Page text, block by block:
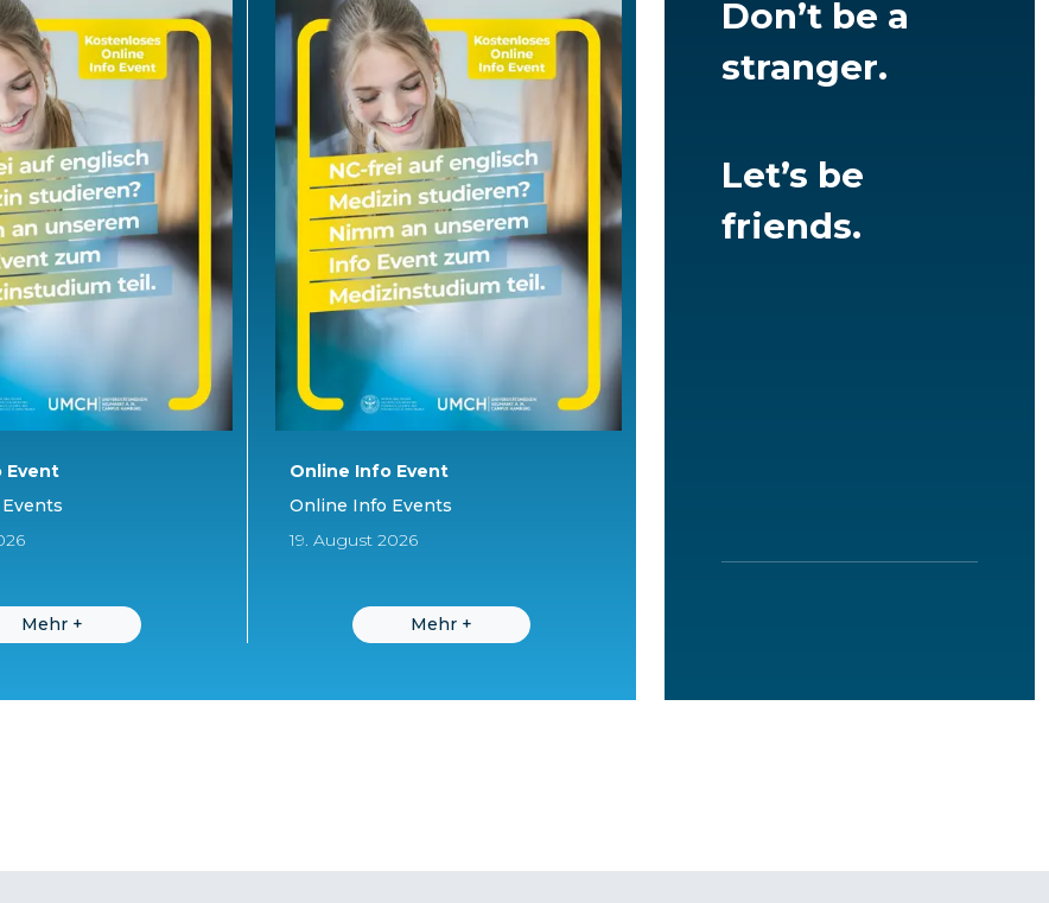
Event
Mehr+
Online Info Event
Online Info Events
19. August 2026
Mehr +
Don’t be a
stranger.
Let’s be
friends.